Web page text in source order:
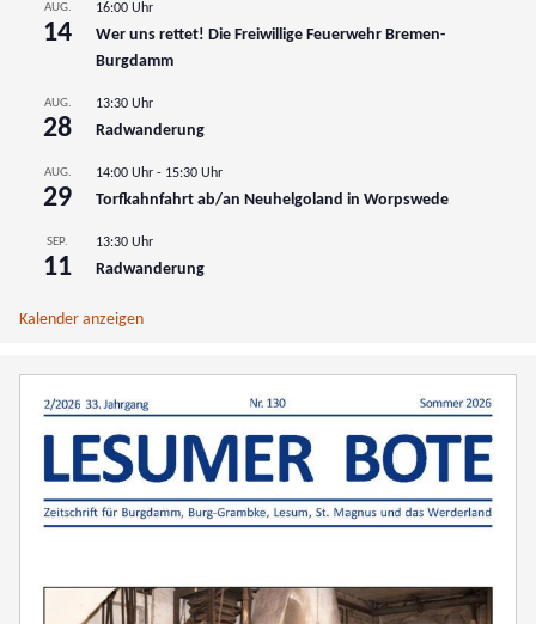
AUG.
14
16:00 Uhr
Wer uns rettet! Die Freiwillige Feuerwehr Bremen-
Burgdamm
AUG.
28
13:30 Uhr
Radwanderung
AUG.
29
14:00 Uhr - 15:30 Uhr
Torfkahnfahrt ab/an Neuhelgoland in Worpswede
SEP.
11
13:30 Uhr
Radwanderung
Kalender anzeigen